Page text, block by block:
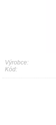
Výrobce:
Kód: